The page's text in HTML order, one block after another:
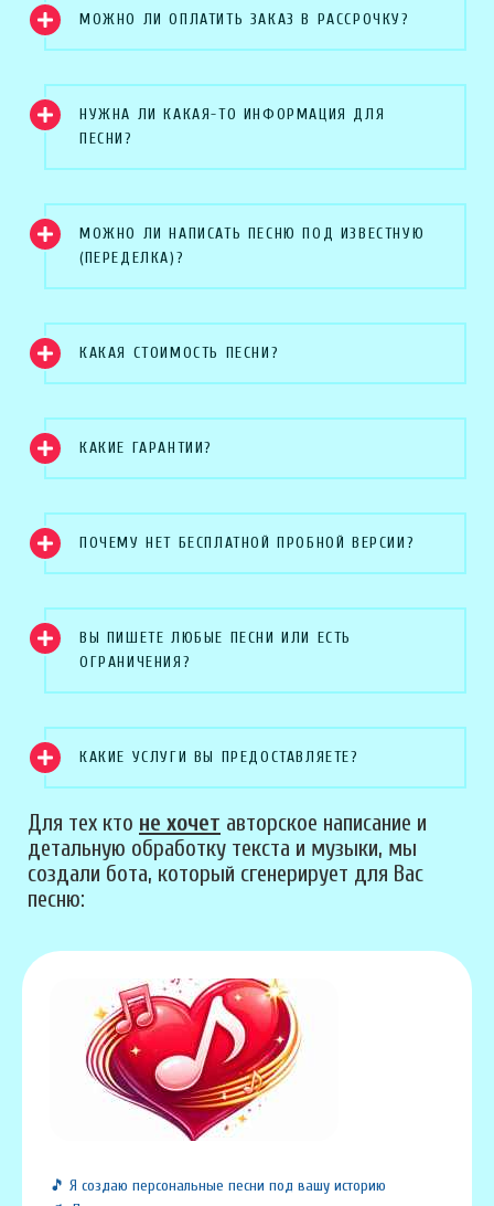
МОЖНО ЛИ ОПЛАТИТЬ ЗАКАЗ В РАССРОЧКУ?
НУЖНА ЛИ КАКАЯ-ТО ИНФОРМАЦИЯ ДЛЯ
ПЕСНИ?
МОЖНО ЛИ НАПИСАТЬ ПЕСНЮ ПОД ИЗВЕСТНУЮ
(ПЕРЕДЕЛКА)?
КАКАЯ СТОИМОСТЬ ПЕСНИ?
КАКИЕ ГАРАНТИИ?
ПОЧЕМУ НЕТ БЕСПЛАТНОЙ ПРОБНОЙ ВЕРСИИ?
ВЫ ПИШЕТЕ ЛЮБЫЕ ПЕСНИ ИЛИ ЕСТЬ
ОГРАНИЧЕНИЯ?
КАКИЕ УСЛУГИ ВЫ ПРЕДОСТАВЛЯЕТЕ?
Для тех кто не хочет авторское написание и
детальную обработку текста и музыки, мы
создали бота, который сгенерирует для Вас
песню:
🎵 Я создаю персональные песни под вашу историю